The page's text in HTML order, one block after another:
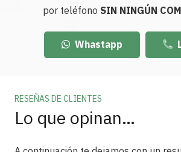
por teléfono SIN NINGÚN
Whastapp
RESEÑAS DE CLIENTES
Lo que opinan…